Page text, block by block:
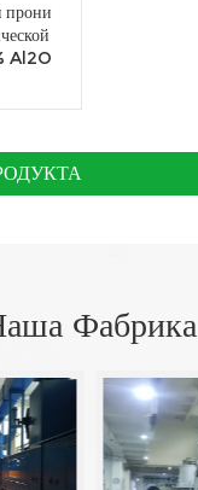
прони
Al2O
Фабрика